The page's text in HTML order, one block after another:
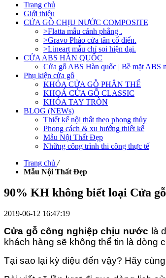
Trang chủ
Giới thiệu
CỬA GỖ CHỊU NƯỚC COMPOSITE
>Flatta mẫu cánh phẳng .
>Gravo Phào cửa tân cổ điển.
>Lineart mẫu chỉ soi hiện đại.
CỬA ABS HÀN QUỐC
Cửa gỗ ABS Hàn quốc | Bề mặt ABS
Phụ kiện cửa gỗ
KHÓA CỬA GỖ PHÂN THỂ
KHOÁ CỬA GỖ CLASSIC
KHÓA TAY TRÒN
BLOG (NEWs)
Thiết kế nội thất theo phong thủy
Phong cách & xu hướng thiết kế
Mẫu Nội Thất Đẹp
Những công trình thi công thực tế
Trang chủ /
Mẫu Nội Thất Đẹp
90% KH không biết loại Cửa
2019-06-12 16:47:19
Cửa gỗ công nghiệp chịu nước là
khách hàng sẽ không thể tin là dòng
Tại sao lại kỳ diệu đến vậy? Hãy